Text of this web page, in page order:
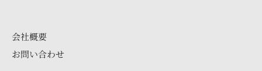
会社概要
お問い合わせ